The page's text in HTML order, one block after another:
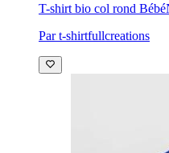
T-shirt bio col rond Bébé
Par t-shirtfullcreations